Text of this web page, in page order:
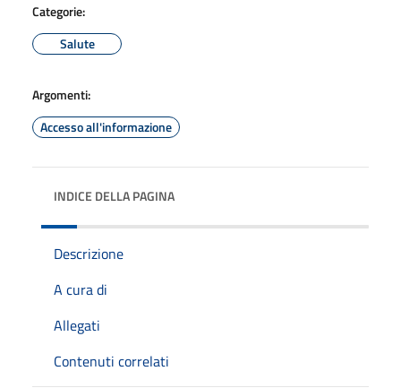
Categorie:
Salute
Argomenti:
Accesso all'informazione
INDICE DELLA PAGINA
Descrizione
A cura di
Allegati
Contenuti correlati